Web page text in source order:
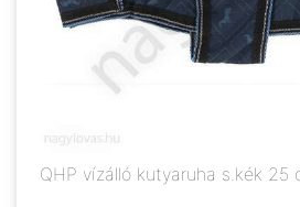
QHP vízálló kutyaruha s.kék 25